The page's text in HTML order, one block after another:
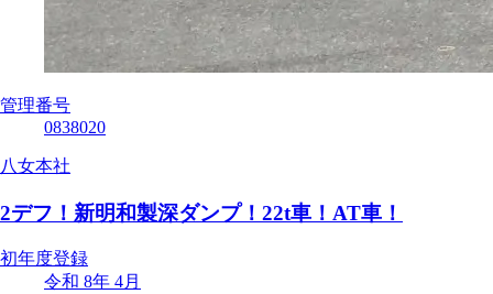
管理番号
0838020
八女本社
2デフ！新明和製深ダンプ！22t車！AT車！
初年度登録
令和 8年 4月